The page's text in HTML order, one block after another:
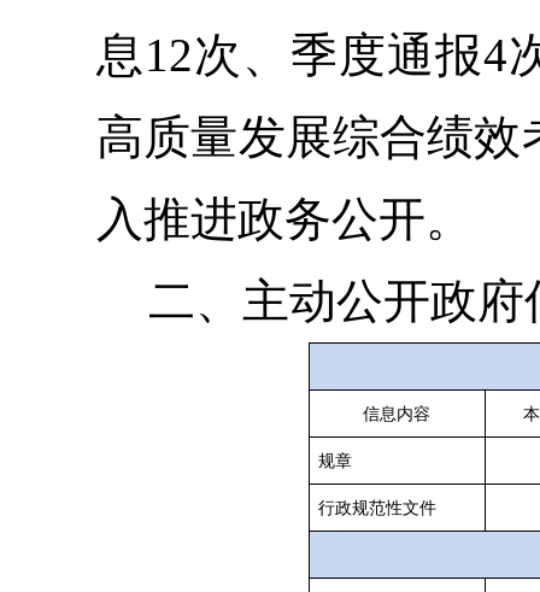
息12次、季度通报4
高质量发展综合绩
入推进政务公开。
二、主动公开政府
信息内容
规章
行政规范性文件